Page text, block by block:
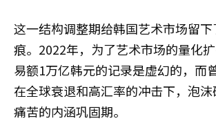
这一结构调整期给韩国艺术市场留
痕。2022年，为了艺术市场的量化
易额1万亿韩元的记录是虚幻的，而
在全球衰退和高汇率的冲击下，泡
痛苦的内涵巩固期。